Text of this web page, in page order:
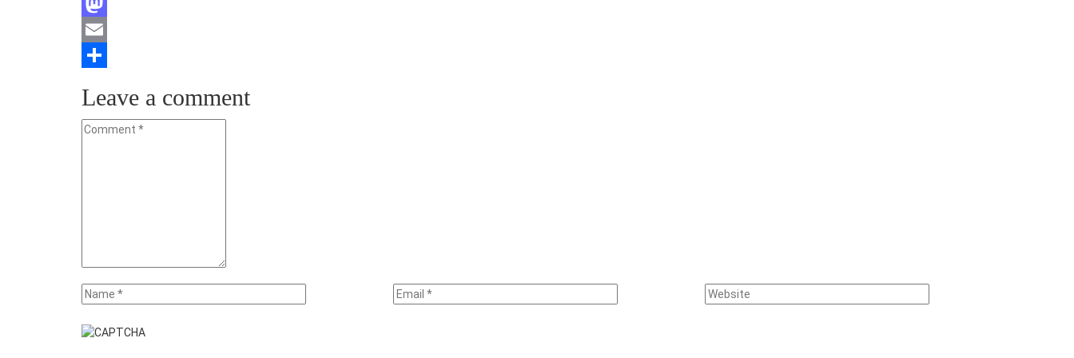
Facebook
Mastodon
Email
Leave a comment